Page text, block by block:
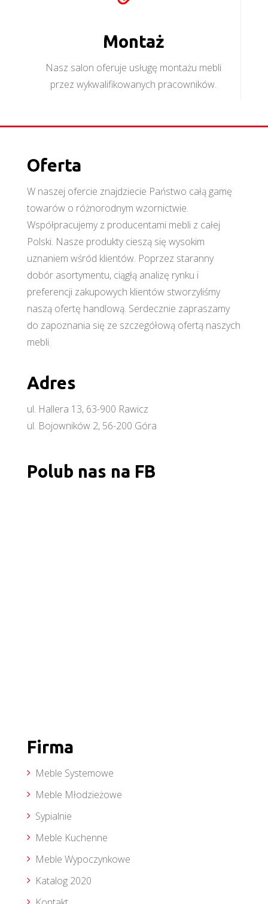
Montaż
Nasz salon oferuje usługę montażu mebli
przez wykwalifikowanych pracowników.
Oferta
W naszej ofercie znajdziecie Państwo całą gamę
towarów o różnorodnym wzornictwie.
Współpracujemy z producentami mebli z całej
Polski. Nasze produkty cieszą się wysokim
uznaniem wśród klientów. Poprzez staranny
dobór asortymentu, ciągłą analizę rynku i
preferencji zakupowych klientów stworzyliśmy
naszą ofertę handlową. Serdecznie zapraszamy
do zapoznania się ze szczegółową ofertą naszych
mebli.
Adres
ul. Hallera 13, 63-900 Rawicz
ul. Bojowników 2, 56-200 Góra
Polub nas na FB
Firma
Meble Systemowe
Meble Młodzieżowe
Sypialnie
Meble Kuchenne
Meble Wypoczynkowe
Katalog 2020